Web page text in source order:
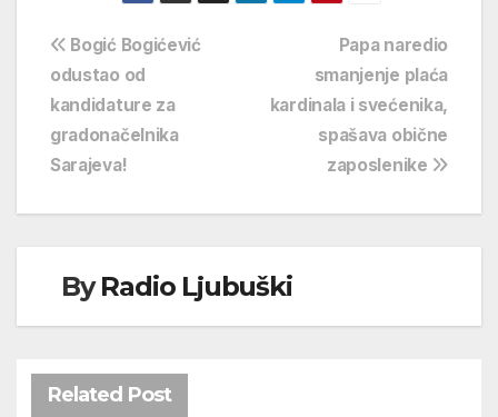
Navigacija
objava
Papa naredio
smanjenje plaća
kardinala i svećenika,
spašava obične
zaposlenike
Bogić Bogićević
odustao od
kandidature za
gradonačelnika
Sarajeva!
ByRadio Ljubuški
Related Post